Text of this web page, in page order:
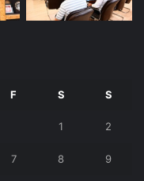
F S S
1 2
7 8 9